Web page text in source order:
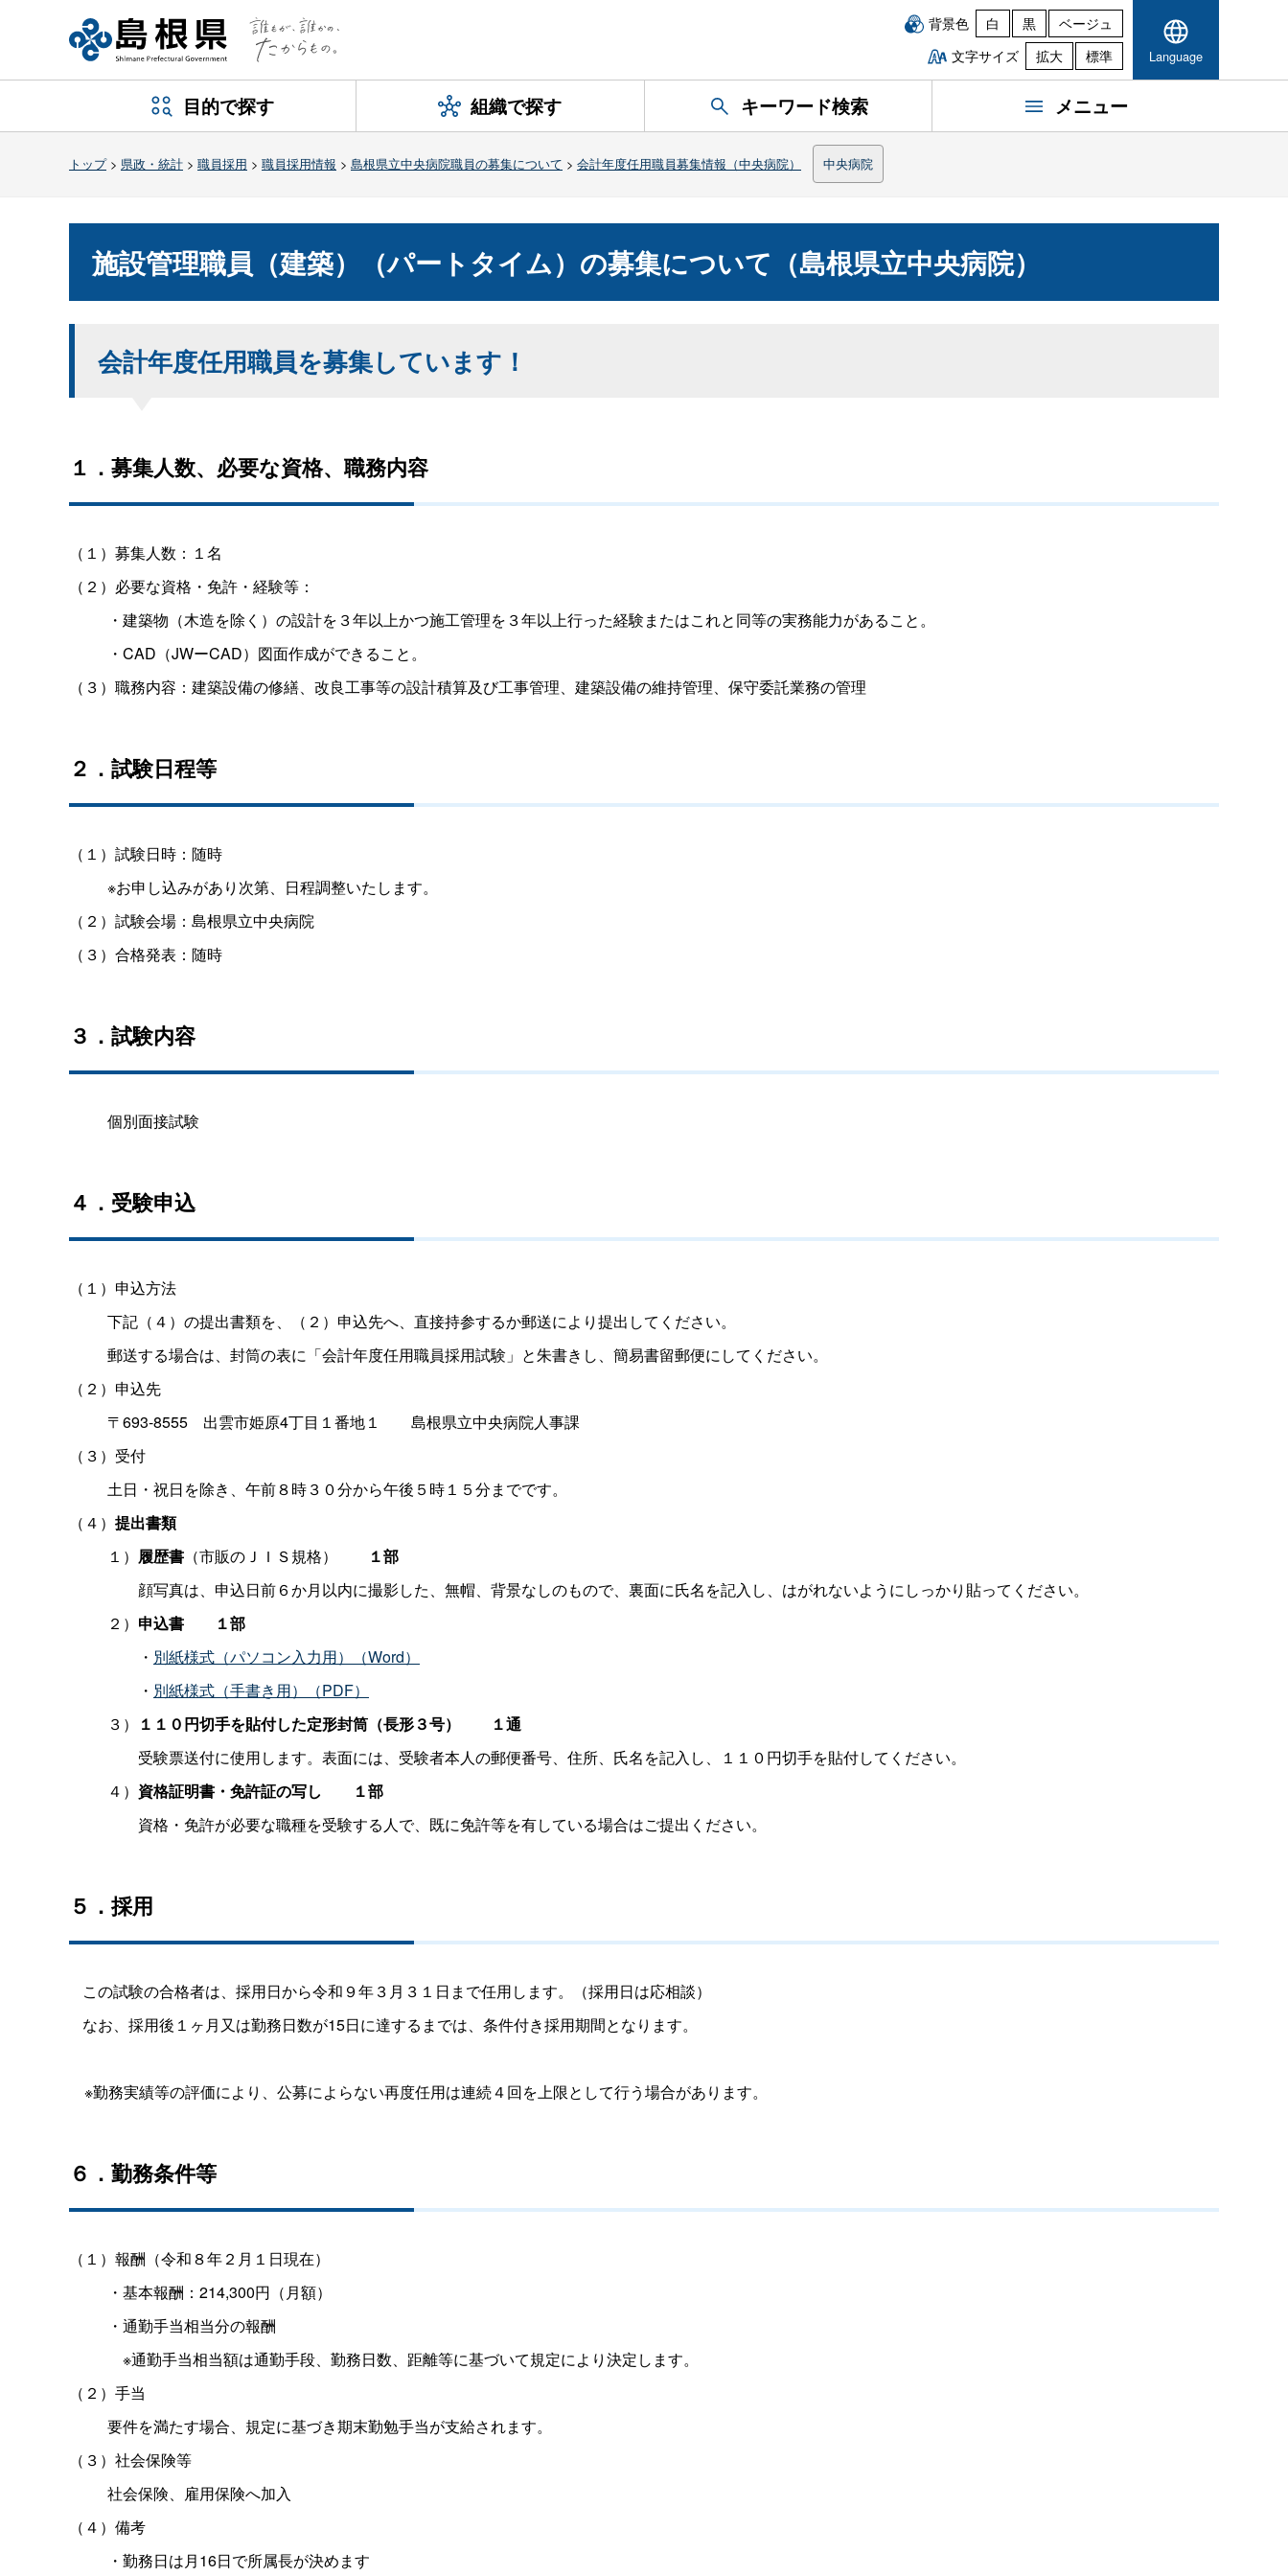
背景色 白 黒
ベージュ
文字サイズ
拡大 標準 Language
目的で探す 組織で探す キーワード検索 メニュー
トップ> 県政・統計 > 職員採用 > 職員採用情報 > 島根県立中央病院職員の募集について > 会計年度任用職員募集情報（中央病院） 中央病院
施設管理職員（建築）（パートタイム）の募集について（島根県立中央病院）
会計年度任用職員を募集しています！
１．募集人数、必要な資格、職務内容
（１）募集人数：１名
（２）必要な資格・免許・経験等：
・建築物（木造を除く）の設計を３年以上かつ施工管理を３年以上行った経験またはこれと同等の実務能力があること。
・CAD（JWーCAD）図面作成ができること。
（３）職務内容：建築設備の修繕、改良工事等の設計積算及び工事管理、建築設備の維持管理、保守委託業務の管理
２．試験日程等
（１）試験日時：随時
※お申し込みがあり次第、日程調整いたします。
（２）試験会場：島根県立中央病院
（３）合格発表：随時
３．試験内容
個別面接試験
４．受験申込
（１）申込方法
下記（４）の提出書類を、（２）申込先へ、直接持参するか郵送により提出してください。
郵送する場合は、封筒の表に「会計年度任用職員採用試験」と朱書きし、簡易書留郵便にしてください。
（２）申込先
〒693-8555 出雲市姫原4丁目１番地１ 島根県立中央病院人事課
（３）受付
土日・祝日を除き、午前８時３０分から午後５時１５分までです。
（４） 提出書類
１） 履歴書 （市販のＪＩＳ規格）
１部
顔写真は、申込日前６か月以内に撮影した、無帽、背景なしのもので、裏面に氏名を記入し、はがれないようにしっかり貼ってください。
２） 申込書
１部
・ 別紙様式（パソコン入力用）（Word）
・ 別紙様式（手書き用）（PDF）
３）
１１０円切手を貼付した定形封筒（長形３号）
１通
受験票送付に使用します。表面には、受験者本人の郵便番号、住所、氏名を記入し、１１０円切手を貼付してください。
４） 資格証明書・免許証の写し
１部
資格・免許が必要な職種を受験する人で、既に免許等を有している場合はご提出ください。
５．採用
この試験の合格者は、採用日から令和９年３月３１日まで任用します。（採用日は応相談）
なお、採用後１ヶ月又は勤務日数が15日に達するまでは、条件付き採用期間となります。
※勤務実績等の評価により、公募によらない再度任用は連続４回を上限として行う場合があります。
６．勤務条件等
（１）報酬（令和８年２月１日現在）
・基本報酬：214,300円（月額）
・通勤手当相当分の報酬
※通勤手当相当額は通勤手段、勤務日数、距離等に基づいて規定により決定します。
（２）手当
要件を満たす場合、規定に基づき期末勤勉手当が支給されます。
（３）社会保険等
社会保険、雇用保険へ加入
（４）備考
・勤務日は月16日で所属長が決めます